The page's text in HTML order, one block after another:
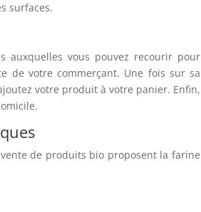
surfaces.
auxquelles vous pouvez recourir pour
de votre commerçant. Une fois sur sa
votre produit à votre panier. Enfin,
de produits bio proposent la farine